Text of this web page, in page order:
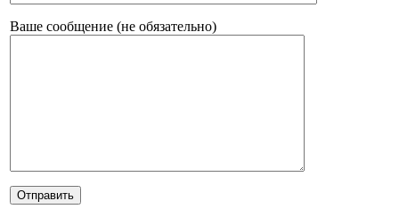
Ваше сообщение (не обязательно)